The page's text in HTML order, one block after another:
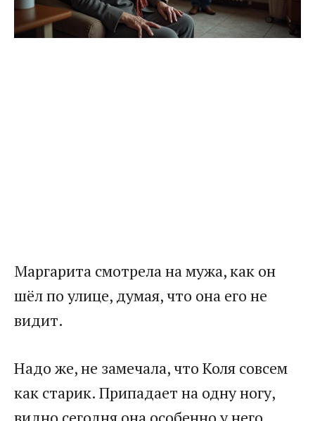
Маргарита смотрела на мужа, как он
шёл по улице, думая, что она его не
видит.
Надо же, не замечала, что Коля совсем
как старик. Припадает на одну ногу,